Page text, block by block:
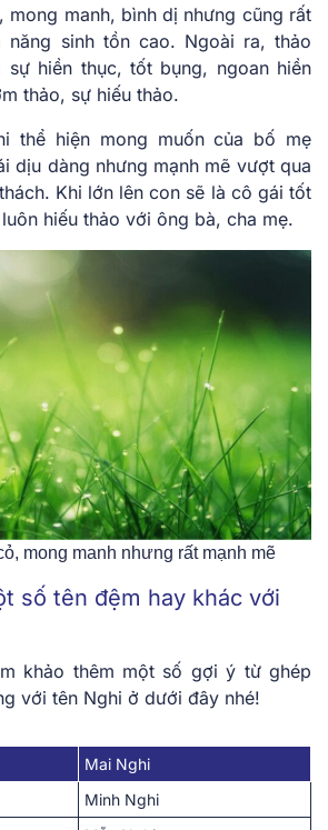
mong manh, bình dị nhưng cũng rất
năng sinh tồn cao. Ngoài ra, thảo
hiền thục, tốt bụng, ngoan hiền
thảo, sự hiếu thảo.
thể hiện mong muốn của bố mẹ
dịu dàng nhưng mạnh mẽ vượt qua
Khi lớn lên con sẽ là cô gái tốt
hiếu thảo với ông bà, cha mẹ.
mong manh nhưng rất mạnh mẽ
số tên đệm hay khác với
khảo thêm một số gợi ý từ ghép
với tên Nghi ở dưới đây nhé!
Mai Nghi
Minh Nghi